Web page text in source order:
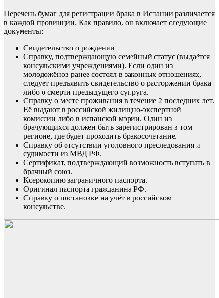
Перечень бумаг для регистрации брака в Испании различается
в каждой провинции. Как правило, он включает следующие
документы:
Свидетельство о рождении.
Справку, подтверждающую семейный статус (выдаётся
консульскими учреждениями). Если один из
молодожёнов ранее состоял в законных отношениях,
следует предъявить свидетельство о расторжении брака
либо о смерти предыдущего супруга.
Справку о месте проживания в течение 2 последних лет.
Её выдают в российской жилищно-экспертной
комиссии либо в испанской мэрии. Один из
брачующихся должен быть зарегистрирован в том
регионе, где будет проходить бракосочетание.
Справку об отсутствии уголовного преследования и
судимости из МВД РФ.
Сертификат, подтверждающий возможность вступать в
брачный союз.
Ксерокопию заграничного паспорта.
Оригинал паспорта гражданина РФ.
Справку о постановке на учёт в российском
консульстве.